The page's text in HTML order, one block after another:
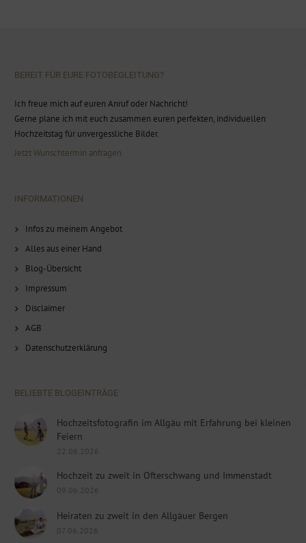
BEREIT FÜR EURE FOTOBEGLEITUNG?
Ich freue mich auf euren Anruf oder Nachricht!
Gerne plane ich mit euch zusammen euren perfekten, individuellen
Hochzeitstag für unvergessliche Bilder.
Jetzt Wunschtermin anfragen
INFORMATIONEN
Infos zu meinem Angebot
Alles aus einer Hand
Blog-Übersicht
Impressum
Disclaimer
AGB
Datenschutzerklärung
BELIEBTE BLOGEINTRÄGE
Hochzeitsfotografin im Allgäu mit Erfahrung bei kleinen
Feiern
22.06.2026
Hochzeit zu zweit in Ofterschwang und Immenstadt
09.06.2026
Heiraten zu zweit in den Allgäuer Bergen
07.06.2026